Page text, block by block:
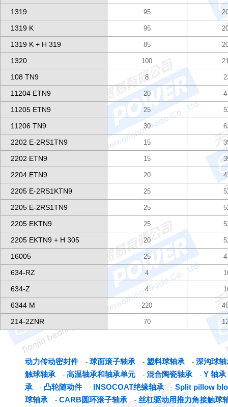
1319 95
1319 K 95
1319 K + H 319 85
1320 100
108 TN9 8
11204 ETN9 20
11205 ETN9 25
11206 TN9 30
2202 E-2RS1TN9 15
2202 ETN9 15
2204 ETN9 20
2205 E-2RS1KTN9 25
2205 E-2RS1TN9 25
2205 EKTN9 25
2205 EKTN9 + H 305 20
16005 25
634-RZ 4
634-Z 4
6344 M 220
214-2ZNR 70
动力传动密封件 - 球面滚子轴承 - 塑料球轴承 - 深沟球轴
触球轴承
- 高温轴承和轴承单元 - 混合陶瓷轴承 - Y 轴承
承
- 凸轮随动件 - INSOCOAT绝缘轴承 - Split pillow
球轴承
- CARB圆环滚子轴承 - 丝杠驱动用推力角接触球